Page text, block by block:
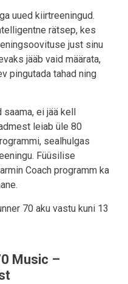
uued kiirtreeningud.
rätsep, kes
just sinu
jääb vaid määrata,
pingutada tahad ning
ei jää kell
leiab üle 80
sealhulgas
Füüsilise
Coach programm ka
70 aku vastu kuni 13
Music –